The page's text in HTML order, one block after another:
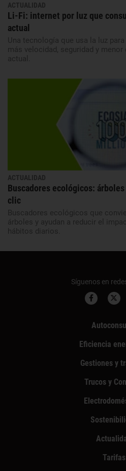
ACTUALIDAD
Li-Fi: internet por luz que
actual
Una tecnología que usa la luz
más velocidad, seguridad y menor
actual.
ACTUALIDAD
Buscadores ecológicos:
clic
Buscadores ecológicos que
árboles y ayudan a reducir el
hábitos diarios.
Síguenos en
Eficiencia
Gestiones y
Trucos y
Tarifas